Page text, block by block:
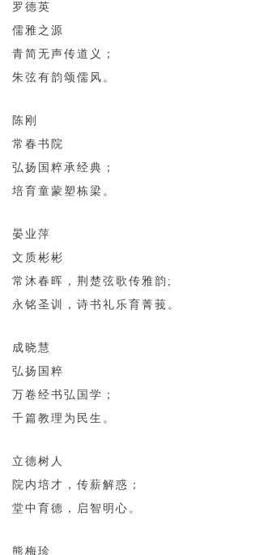
罗德英
儒雅之源
青简无声传道义；
朱弦有韵颂儒风。
陈刚
常春书院
弘扬国粹承经典；
培育童蒙塑栋梁。
晏业萍
文质彬彬
常沐春晖，荆楚弦歌传雅韵;
永铭圣训，诗书礼乐育菁莪。
成晓慧
弘扬国粹
万卷经书弘国学；
千篇教理为民生。
立德树人
院内培才，传薪解惑；
堂中育德，启智明心。
熊梅珍